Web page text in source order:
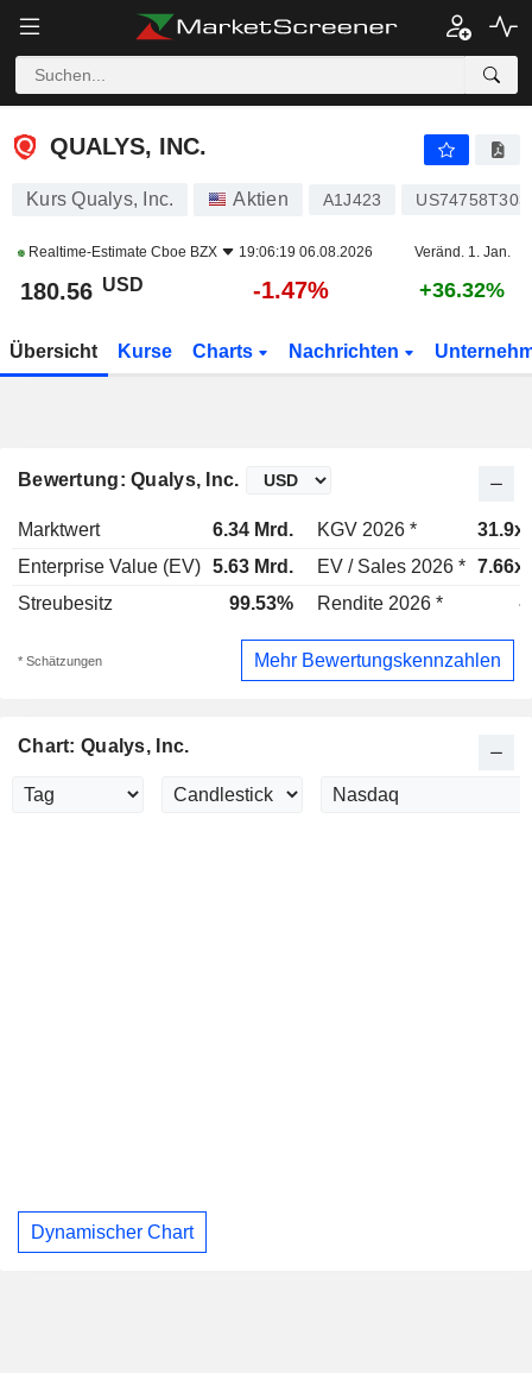
QUALYS, INC.
QUALYS, INC.
Kurs Qualys, Inc. Aktien A1J423
Realtime-Estimate Cboe BZX 19:06:19 06.08.2026 Veränd. 1. Jan.
180.56 USD -1.47% +36.32%
Übersicht Kurse Charts Nachrichten
Bewertung: Qualys, Inc.
Marktwert 6.34 Mrd. KGV 2026 *
31.9x
Enterprise Value (EV) 5.63 Mrd. EV / Sales 2026 * 7.66x
Streubesitz
99.53% Rendite 2026 * -
* Schätzungen Mehr Bewertungskennzahlen
Chart: Qualys, Inc.
Dynamischer Chart